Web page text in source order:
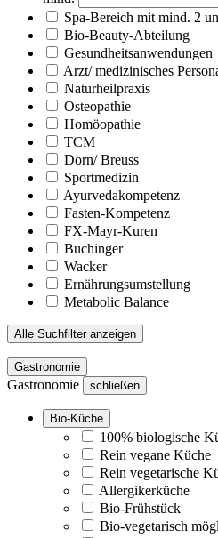
Spa-Bereich mit mind. 2
Bio-Beauty-Abteilung
Gesundheitsanwendungen
Arzt/ medizinisches
Naturheilpraxis
Osteopathie
Homöopathie
TCM
Dorn/ Breuss
Sportmedizin
Ayurvedakompetenz
Fasten-Kompetenz
FX-Mayr-Kuren
Buchinger
Wacker
Ernährungsumstellung
Metabolic Balance
Alle Suchfilter anzeigen
Gastronomie
Gastronomie schließen
Bio-Küche
100% biologische
Rein vegane Küche
Rein vegetarische
Allergikerküche
Bio-Frühstück
Bio-vegetarisch